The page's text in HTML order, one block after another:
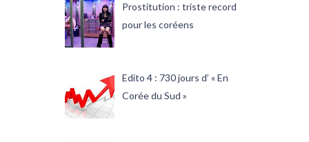
Prostitution : triste record
pour les coréens
Edito 4 : 730 jours d’ « En
Corée du Sud »